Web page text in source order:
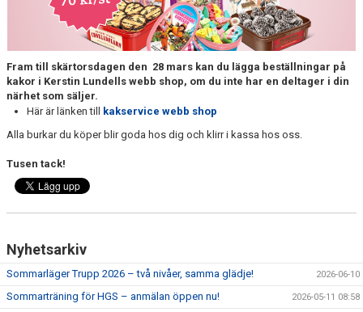
FÖRENINGSKLÄDER
TÄVLING
KÖANMÖLAN
Fram till skärtorsdagen den 28 mars kan du lägga beställningar på
kakor i Kerstin Lundells webb shop, om du inte har en deltager i din
närhet som säljer.
Här är länken till
kakservice webb shop
Alla burkar du köper blir goda hos dig och klirr i kassa hos oss.
Tusen tack!
Nyhetsarkiv
Sommarläger Trupp 2026 – två nivåer, samma glädje! 2026-06-10
Sommarträning för HGS – anmälan öppen nu! 2026-05-11 08:58